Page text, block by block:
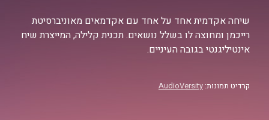
שיחה אקדמית אחד על אחד עם אקדמאים מאוניברסיטת
רייכמן ומחוצה לו בשלל נושאים. תכנית קלילה, המייצרת שיח
אינטיליגנטי בגובה העיניים.
קרדיט תמונות: AudioVersity